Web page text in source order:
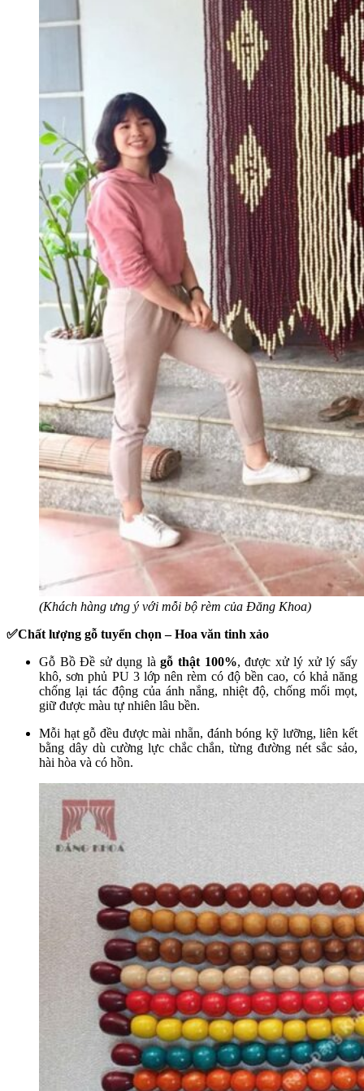
(Khách hàng ưng ý với mỗi bộ rèm của Đăng Khoa)
✅Chất lượng gỗ tuyển chọn – Hoa văn tinh xảo
Gỗ Bồ Đề sử dụng làgỗ thật 100%, được xử lý xử lý sấy
khô, sơn phủ PU 3 lớp nên rèm có độ bền cao, có khả năng
chống lại tác động của ánh nắng, nhiệt độ, chống mối mọt,
giữ được màu tự nhiên lâu bền.
Mỗi hạt gỗ đều được mài nhẵn, đánh bóng kỹ lưỡng, liên kết
bằng dây dù cường lực chắc chắn, từng đường nét sắc sảo,
hài hòa và có hồn.